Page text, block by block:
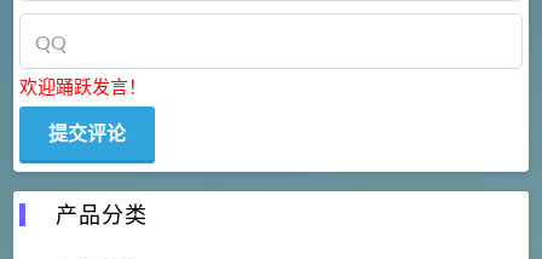
欢迎踊跃发言！
产品分类